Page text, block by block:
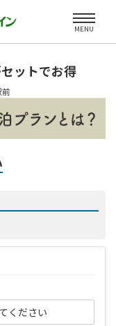
MENU
ットでお得